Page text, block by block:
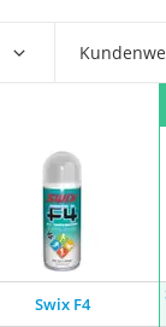
Swix F4